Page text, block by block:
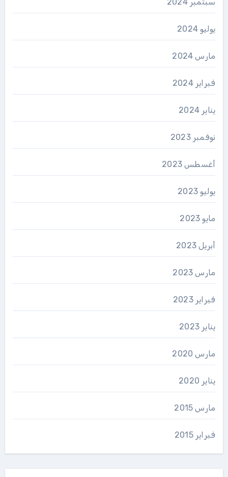
يوليو 2024
مارس 2024
فبراير 2024
يناير 2024
نوفمبر 2023
أغسطس 2023
يوليو 2023
مايو 2023
أبريل 2023
مارس 2023
فبراير 2023
يناير 2023
مارس 2020
يناير 2020
مارس 2015
فبراير 2015